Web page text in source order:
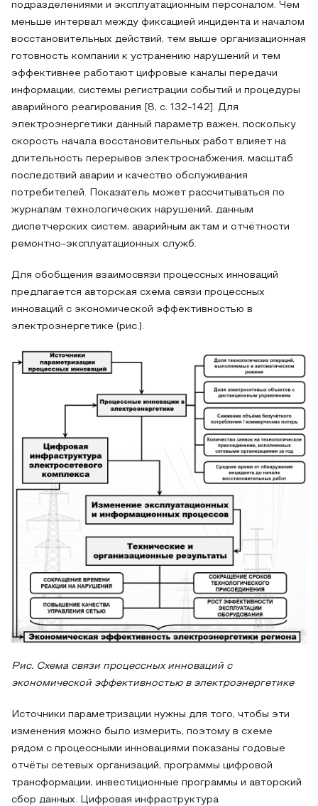
подразделениями и эксплуатационным персоналом. Чем
меньше интервал между фиксацией инцидента и началом
восстановительных действий, тем выше организационная
готовность компании к устранению нарушений и тем
эффективнее работают цифровые каналы передачи
информации, системы регистрации событий и процедуры
аварийного реагирования [8, с. 132-142]. Для
электроэнергетики данный параметр важен, поскольку
скорость начала восстановительных работ влияет на
длительность перерывов электроснабжения, масштаб
последствий аварии и качество обслуживания
потребителей. Показатель может рассчитываться по
журналам технологических нарушений, данным
диспетчерских систем, аварийным актам и отчётности
ремонтно-эксплуатационных служб.
Для обобщения взаимосвязи процессных инноваций
предлагается авторская схема связи процессных
инноваций с экономической эффективностью в
электроэнергетике (рис.).
Рис. Схема связи процессных инноваций с
экономической эффективностью в электроэнергетике
Источники параметризации нужны для того, чтобы эти
изменения можно было измерить, поэтому в схеме
рядом с процессными инновациями показаны годовые
отчёты сетевых организаций, программы цифровой
трансформации, инвестиционные программы и авторский
сбор данных. Цифровая инфраструктура